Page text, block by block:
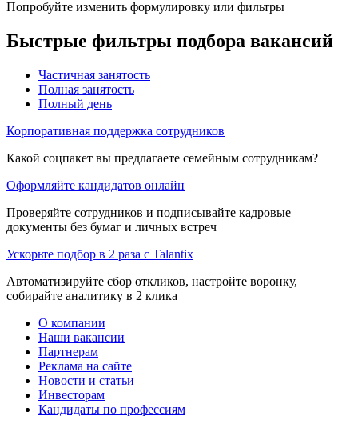
Попробуйте изменить формулировку или фильтры
Быстрые фильтры подбора вакансий
Частичная занятость
Полная занятость
Полный день
Корпоративная поддержка сотрудников
Какой соцпакет вы предлагаете семейным сотрудникам?
Оформляйте кандидатов онлайн
Проверяйте сотрудников и подписывайте кадровые
документы без бумаг и личных встреч
Ускорьте подбор в 2 раза с Talantix
Автоматизируйте сбор откликов, настройте воронку,
собирайте аналитику в 2 клика
О компании
Наши вакансии
Партнерам
Реклама на сайте
Новости и статьи
Инвесторам
Кандидаты по профессиям